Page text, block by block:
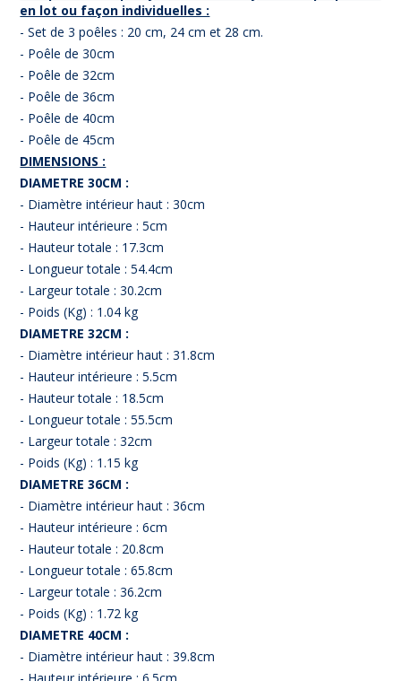
en lot ou façon individuelles :
- Set de 3 poêles : 20 cm, 24 cm et 28 cm.
- Poêle de 30cm
- Poêle de 32cm
- Poêle de 36cm
- Poêle de 40cm
- Poêle de 45cm
DIMENSIONS :
DIAMETRE 30CM :
- Diamètre intérieur haut : 30cm
- Hauteur intérieure : 5cm
- Hauteur totale : 17.3cm
- Longueur totale : 54.4cm
- Largeur totale : 30.2cm
- Poids (Kg) : 1.04 kg
DIAMETRE 32CM :
- Diamètre intérieur haut : 31.8cm
- Hauteur intérieure : 5.5cm
- Hauteur totale : 18.5cm
- Longueur totale : 55.5cm
- Largeur totale : 32cm
- Poids (Kg) : 1.15 kg
DIAMETRE 36CM :
- Diamètre intérieur haut : 36cm
- Hauteur intérieure : 6cm
- Hauteur totale : 20.8cm
- Longueur totale : 65.8cm
- Largeur totale : 36.2cm
- Poids (Kg) : 1.72 kg
DIAMETRE 40CM :
- Diamètre intérieur haut : 39.8cm